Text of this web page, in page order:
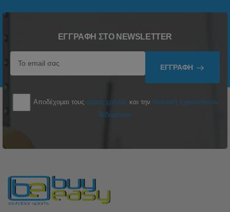
ΕΓΓΡΑΦΉ ΣΤΟ NEWSLETTER
ΕΓΓΡΑΦΉ
Αποδέχομαι τους όρους χρήσης και την πολιτική προσωπικών
δεδομένων